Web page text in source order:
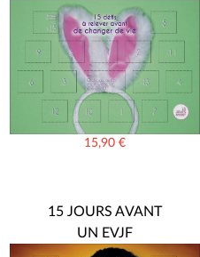
15,90 €
15 JOURS AVANT
UN EVJF